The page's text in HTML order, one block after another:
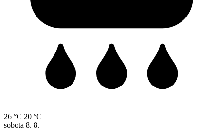
26 °C 20 °C
sobota 8. 8.